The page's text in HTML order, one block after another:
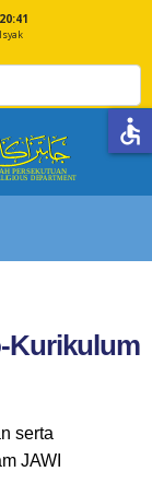
20:41
Isyak
Kurikulum
serta
JAWI
accessible